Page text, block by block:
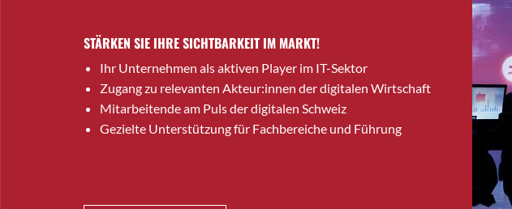
STÄRKEN SIE IHRE SICHTBARKEIT IM MARKT!
Ihr Unternehmen als aktiven Player im IT-Sektor
Zugang zu relevanten Akteur:innen der digitalen Wirtschaft
Mitarbeitende am Puls der digitalen Schweiz
Gezielte Unterstützung für Fachbereiche und Führung